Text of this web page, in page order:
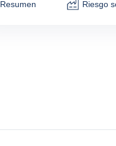
Resumen Riesgo